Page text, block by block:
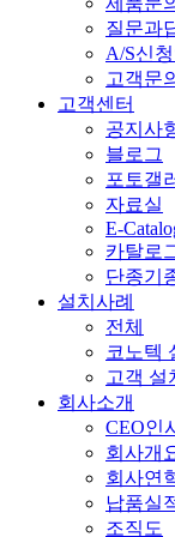
질문과
A/S신
고객문
고객센터
공지사
블로그
포토갤
자료실
E-
카탈로
단종기
설치사례
전체
코노텍
고객 설
회사소개
CEO인
회사개
회사연
납품실
조직도